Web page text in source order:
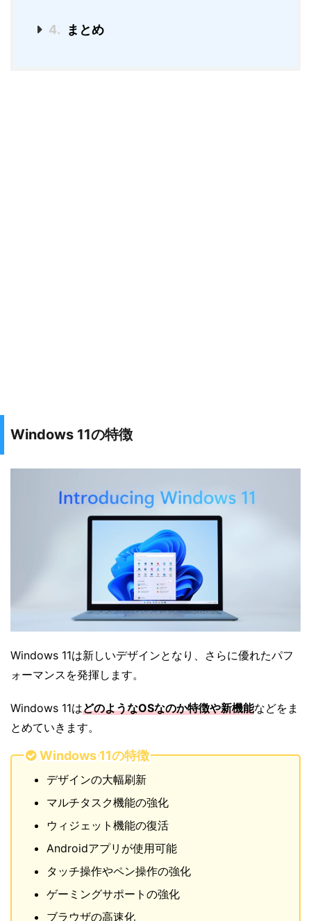
4. まとめ
Windows 11の特徴
Windows 11は新しいデザインとなり、さらに優れたパフ
ォーマンスを発揮します。
Windows 11はどのようなOSなのか特徴や新機能などをま
とめていきます。
Windows 11の特徴
デザインの大幅刷新
マルチタスク機能の強化
ウィジェット機能の復活
Androidアプリが使用可能
タッチ操作やペン操作の強化
ゲーミングサポートの強化
ブラウザの高速化